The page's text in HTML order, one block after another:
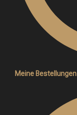
Meine Bestellungen